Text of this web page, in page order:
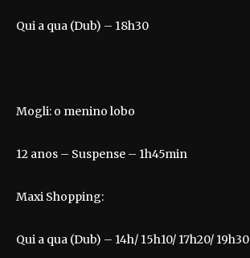
Qui a qua (Dub) – 18h30
Mogli: o menino lobo
12 anos – Suspense – 1h45min
Maxi Shopping:
Qui a qua (Dub) – 14h/ 15h10/ 17h20/ 19h30